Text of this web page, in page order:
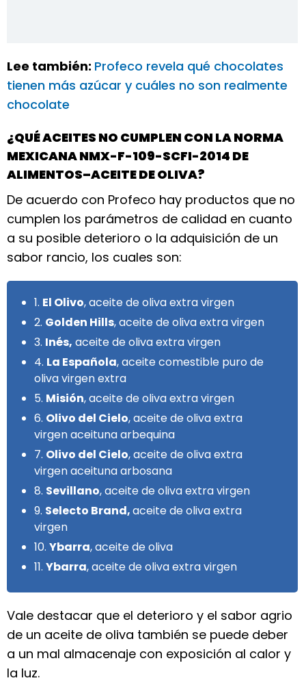
Lee también: Profeco revela qué chocolates
tienen más azúcar y cuáles no son realmente
chocolate
¿QUÉ ACEITES NO CUMPLEN CON LA NORMA
MEXICANA NMX-F-109-SCFI-2014 DE
ALIMENTOS–ACEITE DE OLIVA?
De acuerdo con Profeco hay productos que no
cumplen los parámetros de calidad en cuanto
a su posible deterioro o la adquisición de un
sabor rancio, los cuales son:
1. El Olivo, aceite de oliva extra virgen
2. Golden Hills, aceite de oliva extra virgen
3. Inés, aceite de oliva extra virgen
4. La Española, aceite comestible puro de
oliva virgen extra
5. Misión, aceite de oliva extra virgen
6. Olivo del Cielo, aceite de oliva extra
virgen aceituna arbequina
7. Olivo del Cielo, aceite de oliva extra
virgen aceituna arbosana
8. Sevillano, aceite de oliva extra virgen
9. Selecto Brand,aceite de oliva extra
virgen
10. Ybarra, aceite de oliva
11. Ybarra, aceite de oliva extra virgen
Vale destacar que el deterioro y el sabor agrio
de un aceite de oliva también se puede deber
a un mal almacenaje con exposición al calor y
la luz.